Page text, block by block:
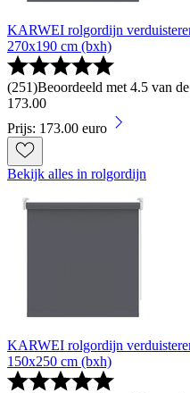
KARWEI rolgordijn
270x190 cm (bxh)
(251)Beoordeeld met 4.5 van
173.00
Prijs: 173.00 euro
Bekijk alles in rolgordijn
KARWEI rolgordijn
150x250 cm (bxh)